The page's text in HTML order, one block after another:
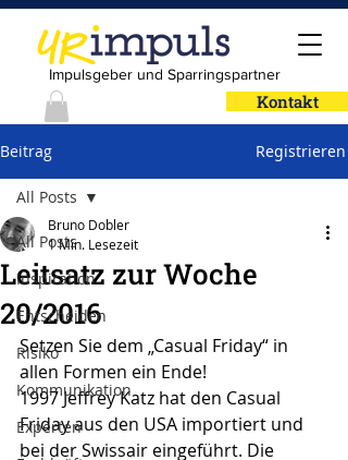
Impulsgeber und Sparringspartner
Kontakt
Beitrag Registrieren
All Posts
Inspiration
Entscheiden
Risiko
Kommunikation
Experten
All Posts
Leitsatz zur Woche
20/2016
Bruno Dobler
1 Min. Lesezeit
Setzen Sie dem „Casual Friday“ in
allen Formen ein Ende!
1997 Jeffrey Katz hat den Casual
Friday aus den USA importiert und
bei der Swissair eingeführt. Die